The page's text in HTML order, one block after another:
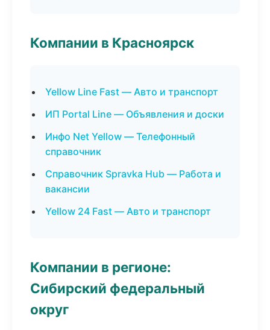
Компании в Красноярск
Yellow Line Fast — Авто и транспорт
ИП Portal Line — Объявления и доски
Инфо Net Yellow — Телефонный
справочник
Справочник Spravka Hub — Работа и
вакансии
Yellow 24 Fast — Авто и транспорт
Компании в регионе:
Сибирский федеральный
округ